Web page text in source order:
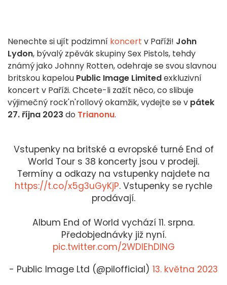
Nenechte si ujít podzimní koncert v Paříži! John
Lydon, bývalý zpěvák skupiny Sex Pistols, tehdy
známý jako Johnny Rotten, odehraje se svou slavnou
britskou kapelou Public Image Limitedexkluzivní
koncert v Paříži. Chcete-li zažít něco, co slibuje
výjimečný rock'n'rollový okamžik, vydejte se v pátek
27. října 2023 do Trianonu.
Vstupenky na britské a evropské turné End of
World Tour s 38 koncerty jsou v prodeji.
Termíny a odkazy na vstupenky najdete na
https://t.co/x5g3uGyKjP. Vstupenky se rychle
prodávají.
Album End of World vychází 11. srpna.
Předobjednávky již nyní.
pic.twitter.com/2WDIEhDlNG
- Public Image Ltd (@pilofficial) 13. května 2023